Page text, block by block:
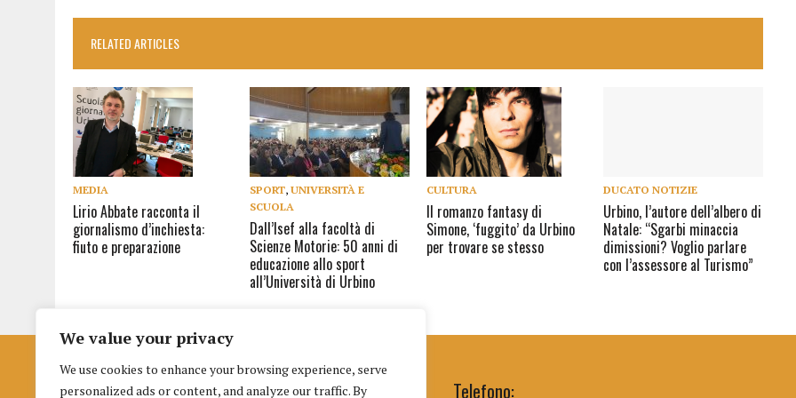
We value your privacy
We use cookies to enhance your browsing experience, serve
personalized ads or content, and analyze our traffic. By
RELATED ARTICLES
MEDIA
Lirio Abbate racconta il
giornalismo d’inchiesta:
fiuto e preparazione
SPORT,UNIVERSITÀ E
SCUOLA
Dall’Isef alla facoltà di
Scienze Motorie: 50 anni di
educazione allo sport
all’Università di Urbino
CULTURA
Il romanzo fantasy di
Simone, ‘fuggito’ da Urbino
per trovare se stesso
DUCATO NOTIZIE
Urbino, l’autore dell’albero di
Natale: “Sgarbi minaccia
dimissioni? Voglio parlare
con l’assessore al Turismo”
Istituto per la Formazione al Giornalismo Telefono: